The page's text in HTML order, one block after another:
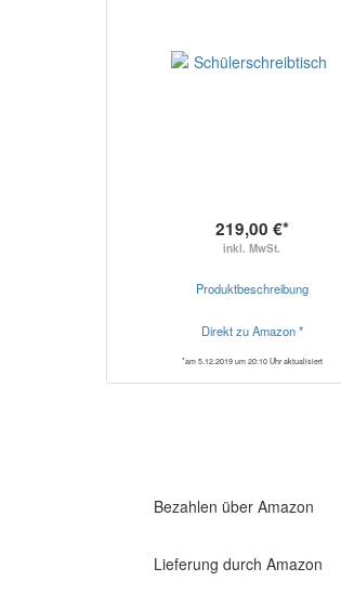
219,00 €*
inkl. MwSt.
Produktbeschreibung
Direkt zu Amazon *
*am 5.12.2019 um 20:10 Uhr aktualisiert
Bezahlen über Amazon
Lieferung durch Amazon